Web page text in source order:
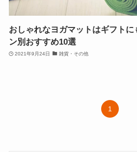
おしゃれなヨガマットはギフトに
ン別おすすめ10選
2021年9月24日 雑貨・その他
1